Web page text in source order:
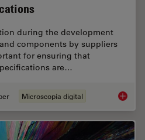
during the development
components by suppliers
for ensuring that
are…
Microscopía digital